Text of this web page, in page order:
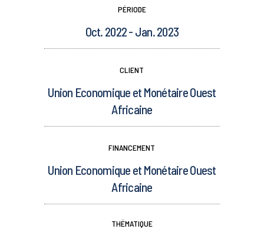
PÉRIODE
Oct. 2022 - Jan. 2023
CLIENT
Union Economique et Monétaire Ouest
Africaine
FINANCEMENT
Union Economique et Monétaire Ouest
Africaine
THÉMATIQUE